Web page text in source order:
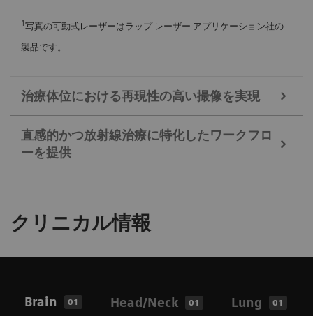
1写真の可動式レーザーはラップ レーザー アプリケーション社の
製品です。
治療体位における再現性の高い撮像を実現
Fast and easy coil positioning.
正確かつ再現性のある患者撮像位置を実現するた
射線治療時と同じ位置での高品質撮像のための専用
ハードウェア/ソフトウェアを提供します。
放射線治療計画におけるMR画像診断機能を最大限
（LAP2、Qfix 、Civco 、Orfit
）と連携し、両スキ
直感的かつ放射線治療に特化したワークフロ
ーを提供
コルを提供します。
myExam RT Assist
5およびsyngo.via RT Image Suite
クリニカル情報
Brain 01 Head/Neck 01 Lung 01